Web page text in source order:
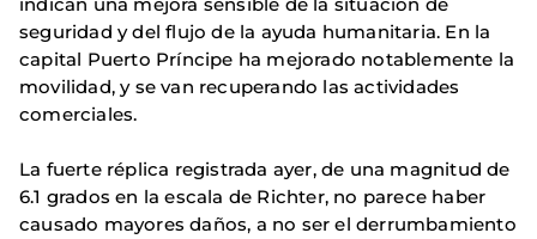
seguridad y del flujo de la ayuda humanitaria. En la
capital Puerto Príncipe ha mejorado notablemente la
movilidad, y se van recuperando las actividades
comerciales.
La fuerte réplica registrada ayer, de una magnitud de
6.1 grados en la escala de Richter, no parece haber
causado mayores daños, a no ser el derrumbamiento